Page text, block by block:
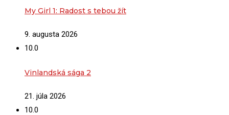
My Girl 1: Radost s tebou žít
9. augusta 2026
10.0
Vinlandská sága 2
21. júla 2026
10.0